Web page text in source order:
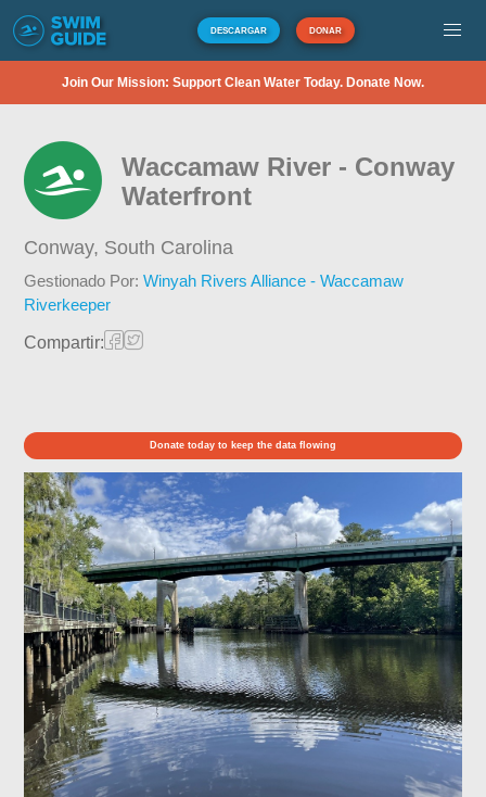
DESCARGAR DONAR
Join Our Mission: Support Clean Water Today. Donate Now.
Waccamaw River - Conway
Waterfront
Conway, South Carolina
Gestionado Por:Winyah Rivers Alliance - Waccamaw
Riverkeeper
Compartir:
Donate today to keep the data flowing